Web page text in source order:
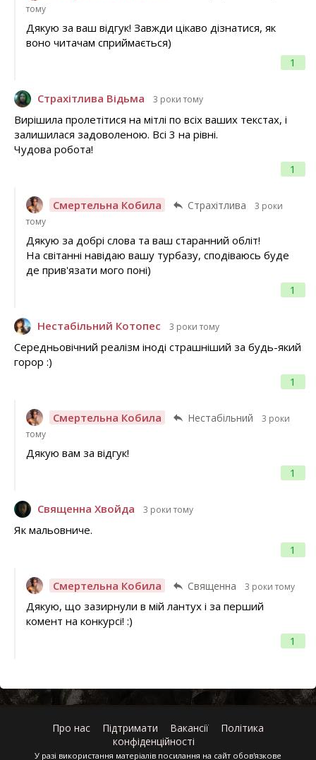
тому
1
Дякую за ваш відгук! Завжди цікаво дізнатися, як
воно читачам сприймається)
Страхітлива Відьма 3 роки тому
1
Вирішила пролетітися на мітлі по всіх ваших текстах, і
залишилася задоволеною. Всі 3 на рівні.
Чудова робота!
Смертельна Кобила Страхітлива
3 роки
тому
1
Дякую за добрі слова та ваш старанний обліт!
На світанні навідаю вашу турбазу, сподіваюсь буде
де прив'язати мого поні)
Нестабільний Котопес 3 роки тому
1
Середньовічний реалізм іноді страшніший за будь-який
горор :)
Смертельна Кобила Нестабільний
3 роки
тому
1
Дякую вам за відгук!
Священна Хвойда 3 роки тому
1
Як мальовниче.
Смертельна Кобила Священна 3 роки тому
1
Дякую, що зазирнули в мій лантух і за перший
комент на конкурсі! :)
Про нас Підтримати Вакансії
Політика
конфіденційності
У разі використання матеріалів посилання на сайт обов'язкове